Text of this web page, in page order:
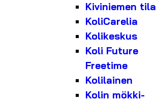
Kiviniemen tila
KoliCarelia
Kolikeskus
Koli Future
Freetime
Kolilainen
Kolin mökki-